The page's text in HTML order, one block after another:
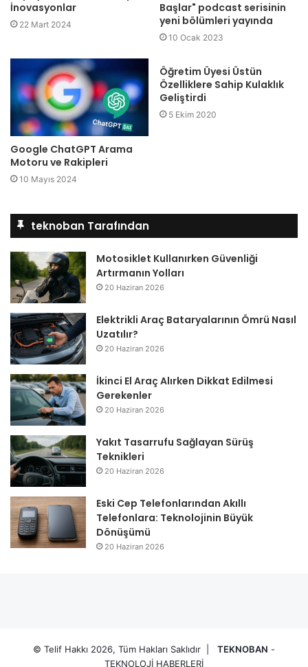
İnovasyonlar
22 Mart 2024
Başlar" podcast serisinin
yeni bölümleri yayında
10 Ocak 2023
Google ChatGPT Arama
Motoru ve Rakipleri
10 Mayıs 2024
Öğretim Üyesi Üstün
Özelliklere Sahip Kulaklık
Geliştirdi
5 Ekim 2020
teknoban Tarafından
Motosiklet Kullanırken Güvenliği
Artırmanın Yolları
20 Haziran 2026
Elektrikli Araç Bataryalarının Ömrü Nasıl
Uzatılır?
20 Haziran 2026
İkinci El Araç Alırken Dikkat Edilmesi
Gerekenler
20 Haziran 2026
Yakıt Tasarrufu Sağlayan Sürüş
Teknikleri
20 Haziran 2026
Eski Cep Telefonlarından Akıllı
Telefonlara: Teknolojinin Büyük
Dönüşümü
20 Haziran 2026
© Telif Hakkı 2026, Tüm Hakları Saklıdır | TEKNOBAN -
TEKNOLOJİ HABERLERİ